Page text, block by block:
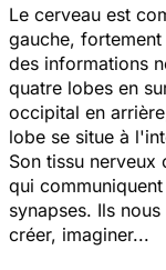
Le cerveau est
gauche,
des informations
quatre lobes en
occipital en
lobe se situe à
Son tissu
qui
synapses. Ils
créer, imaginer...